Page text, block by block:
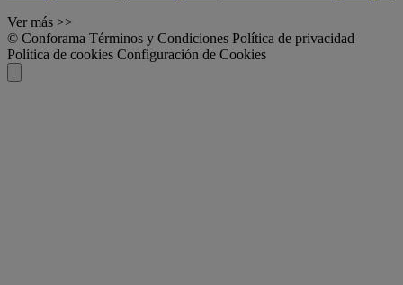
Ver más >>
© Conforama Términos y Condiciones Política de privacidad
Política de cookies Configuración de Cookies